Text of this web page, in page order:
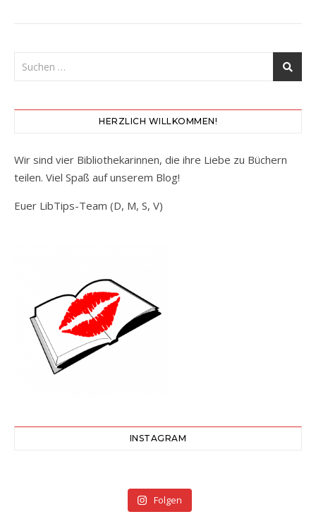
HERZLICH WILLKOMMEN!
Wir sind vier Bibliothekarinnen, die ihre Liebe zu Büchern
teilen. Viel Spaß auf unserem Blog!
Euer LibTips-Team (D, M, S, V)
INSTAGRAM
Folgen